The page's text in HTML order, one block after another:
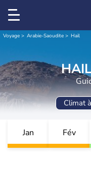
Voyage Arabie-Saoudite Hail
Climat
Jan Fév